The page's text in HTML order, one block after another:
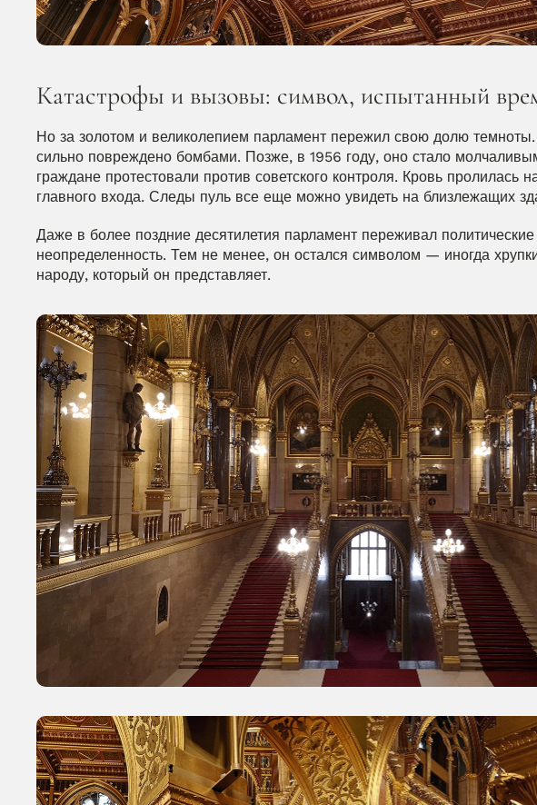
Катастрофы и вызовы: символ, испытанный
Но за золотом и великолепием парламент пережил свою долю
сильно повреждено бомбами. Позже, в 1956 году, оно стало
граждане протестовали против советского контроля. Кровь пролилась
главного входа. Следы пуль все еще можно увидеть на близлежащих
Даже в более поздние десятилетия парламент переживал
неопределенность. Тем не менее, он остался символом — иногда
народу, который он представляет.